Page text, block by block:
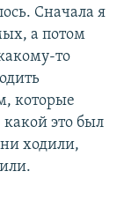
Сначала я
а потом
то
которые
это был
ходили,